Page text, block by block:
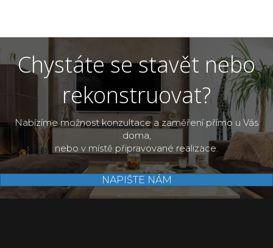
Chystáte se stavět nebo
rekonstruovat?
Nabízíme možnost konzultace a zaměření přímo u Vás
doma,
nebo v místě připravované realizace.
NAPIŠTE NÁM